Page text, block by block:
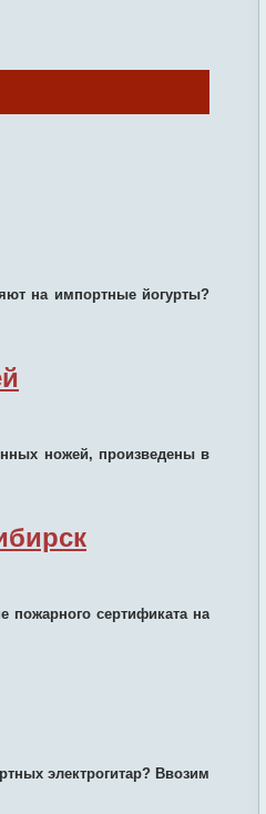
на импортные йогурты?
ножей, произведены в
пожарного сертификата на
электрогитар? Ввозим